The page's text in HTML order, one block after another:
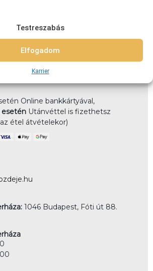
Elfogadom
Testreszabás
Karrier
es körzetben: 790Ft (teljes újpest)
5,5km közt: 1490 5,5-7km-közt: 1890
8km-10km-ig: 2990
kérheted előrendeléssel elvitelre,
is!
Online bankkártyával,
esetén Utánvéttel is fizethetsz
étel átvételekor)
1046 Budapest, Fóti út 88.